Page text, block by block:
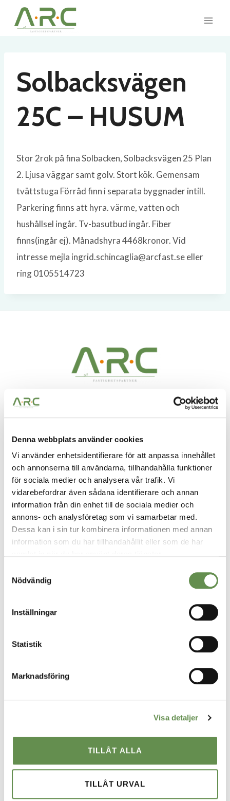
Denna webbplats använder cookies
Vi använder enhetsidentifierare för att anpassa innehållet
och annonserna till användarna, tillhandahålla funktioner
för sociala medier och analysera vår trafik. Vi
vidarebefordrar även sådana identifierare och annan
information från din enhet till de sociala medier och
annons- och analysföretag som vi samarbetar med.
Dessa kan i sin tur kombinera informationen med annan
information som du har tillhandahållit eller som de har
Nödvändig
Inställningar
Statistik
Marknadsföring
Visa detaljer
TILLÅT ALLA
TILLÅT URVAL
Solbacksvägen
25C – HUSUM
Stor 2rok på fina Solbacken, Solbacksvägen 25 Plan
2. Ljusa väggar samt golv. Stort kök. Gemensam
tvättstuga Förråd finn i separata byggnader intill.
Parkering finns att hyra. värme, vatten och
hushållsel ingår. Tv-basutbud ingår. Fiber
finns(ingår ej). Månadshyra 4468kronor. Vid
intresse mejla ingrid.schincaglia@arcfast.se eller
ring 0105514723
A.R.C Fastighetspartner – Vi ser möjligheter i alla
och få vara med och utveckla något till det bättre.
Fastighetsförvaltning & projektledning
Borlänge
Göteborg
Helsingborg